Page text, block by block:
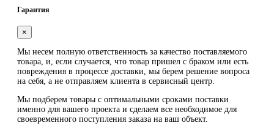
Гарантия
×
Мы несем полную ответственность за качество поставляемого
товара, и, если случается, что товар пришел с браком или есть
повреждения в процессе доставки, мы берем решение вопроса
на себя, а не отправляем клиента в сервисный центр.
Мы подберем товары с оптимальными сроками поставки
именно для вашего проекта и сделаем все необходимое для
своевременного поступления заказа на ваш объект.